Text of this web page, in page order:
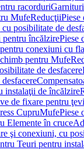
racorduri
MufeReducţiiPiese
posibilitate de
pentru încălzirePiese
conexiuni cu
pentru Mufe
de desfacere
instalaţii de încălzire
de fixare pentru ţevi
CupruMufePiese
Elemente în cruce
şi conexiuni, cu
Teuri pentru